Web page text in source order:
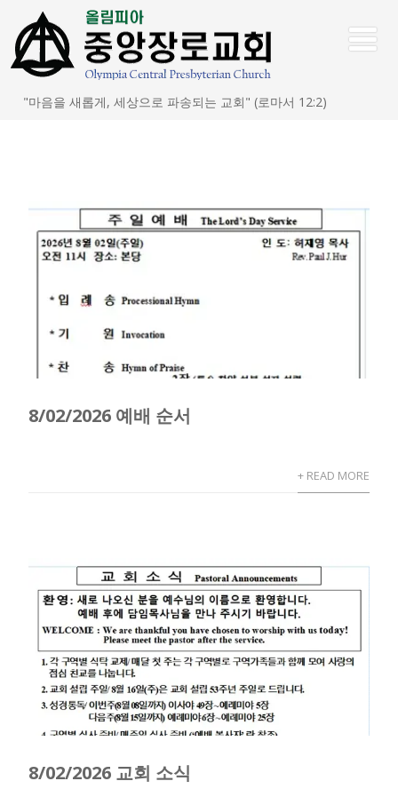
"마음을 새롭게, 세상으로 파송되는 교회" (로마서 12:2)
8/02/2026 예배 순서
+ READ MORE
8/02/2026 교회 소식